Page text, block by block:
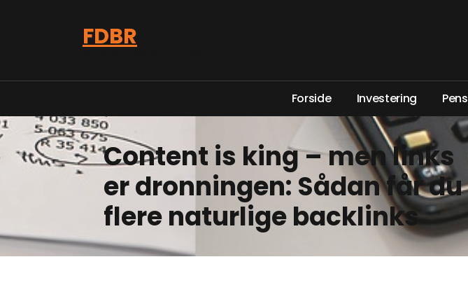
FDBR
Forside Investering Pens
Content is king – men links
er dronningen: Sådan får du
flere naturlige backlinks